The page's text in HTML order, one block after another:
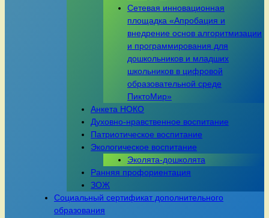
Сетевая инновационная
площадка «Апробация и
внедрение основ алгоритмизации
и программирования для
дошкольников и младших
школьников в цифровой
образовательной среде
ПиктоМир»
Анкета НОКО
Духовно-нравственное воспитание
Патриотическое воспитание
Экологическое воспитание
Эколята-дошколята
Ранняя профориентация
ЗОЖ
Социальный сертификат дополнительного
образования